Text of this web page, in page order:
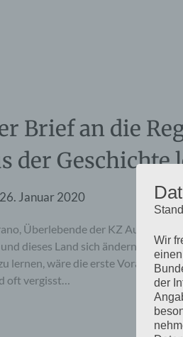
Brief an die
der
26. Januar 2020
Überlebende der KZ Auschwitz
dieses Land sich ändern muss
lernen, wäre die erste
oft vergisst…
Wir
der